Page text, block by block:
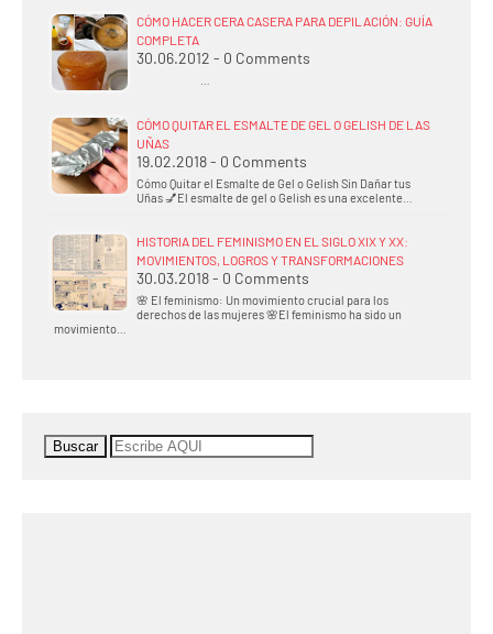
CÓMO HACER CERA CASERA PARA DEPILACIÓN: GUÍA
COMPLETA
30.06.2012 - 0 Comments
CÓMO QUITAR EL ESMALTE DE GEL O GELISH DE LAS
UÑAS
19.02.2018 - 0 Comments
Cómo Quitar el Esmalte de Gel o Gelish Sin Dañar tus
Uñas 💅El esmalte de gel o Gelish es una excelente…
HISTORIA DEL FEMINISMO EN EL SIGLO XIX Y XX:
MOVIMIENTOS, LOGROS Y TRANSFORMACIONES
30.03.2018 - 0 Comments
🌸 El feminismo: Un movimiento crucial para los
derechos de las mujeres 🌸El feminismo ha sido un
movimiento…